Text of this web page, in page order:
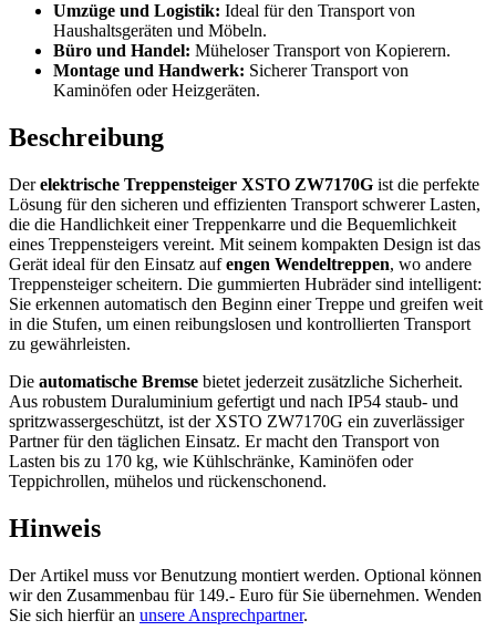
Umzüge und Logistik: Ideal für den Transport von
Haushaltsgeräten und Möbeln.
Büro und Handel: Müheloser Transport von Kopierern.
Montage und Handwerk: Sicherer Transport von
Kaminöfen oder Heizgeräten.
Beschreibung
Derelektrische Treppensteiger XSTO ZW7170G ist die perfekte
Lösung für den sicheren und effizienten Transport schwerer Lasten,
die die Handlichkeit einer Treppenkarre und die Bequemlichkeit
eines Treppensteigers vereint. Mit seinem kompakten Design ist das
Gerät ideal für den Einsatz aufengen Wendeltreppen, wo andere
Treppensteiger scheitern. Die gummierten Hubräder sind intelligent:
Sie erkennen automatisch den Beginn einer Treppe und greifen weit
in die Stufen, um einen reibungslosen und kontrollierten Transport
zu gewährleisten.
Die automatische Bremse bietet jederzeit zusätzliche Sicherheit.
Aus robustem Duraluminium gefertigt und nach IP54 staub- und
spritzwassergeschützt, ist der XSTO ZW7170G ein zuverlässiger
Partner für den täglichen Einsatz. Er macht den Transport von
Lasten bis zu 170 kg, wie Kühlschränke, Kaminöfen oder
Teppichrollen, mühelos und rückenschonend.
Hinweis
Der Artikel muss vor Benutzung montiert werden. Optional können
wir den Zusammenbau für 149.- Euro für Sie übernehmen. Wenden
Sie sich hierfür an unsere Ansprechpartner.